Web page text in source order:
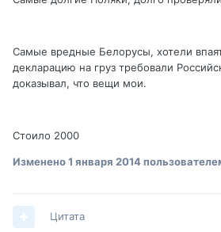
Самые вредные Белорусы, хотели
декларацию на груз требовали
доказывал, что вещи мои.
Стоило 2000
Изменено1 января 2014
Цитата